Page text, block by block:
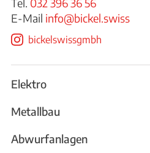
E-Mail info@bickel.swiss
bickelswissgmbh
Elektro
Metallbau
Abwurfanlagen